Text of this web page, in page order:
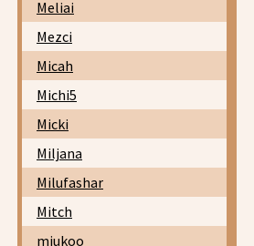
Meliai
Mezci
Micah
Michi5
Micki
Miljana
Milufashar
Mitch
miukoo